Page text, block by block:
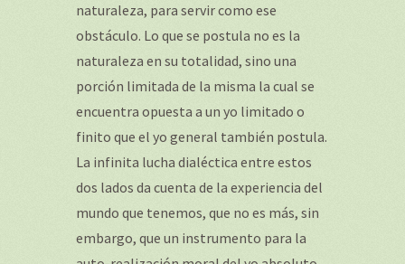
naturaleza, para servir como ese
obstáculo. Lo que se postula no es la
naturaleza en su totalidad, sino una
porción limitada de la misma la cual se
encuentra opuesta a un yo limitado o
finito que el yo general también postula.
La infinita lucha dialéctica entre estos
dos lados da cuenta de la experiencia del
mundo que tenemos, que no es más, sin
embargo, que un instrumento para la